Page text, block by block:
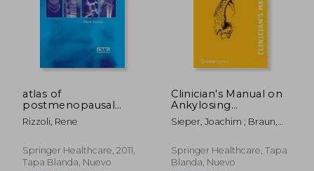
45%
dcto. $ 233.01
45%
dcto.
atlas of
postmenopausal
osteoporosis: third
edition (en Inglés)
Rizzoli, Rene
Springer Healthcare, 2011,
Tapa Blanda, Nuevo
Clinician's Manual on
Ankylosing
Spondylitis (en
Inglés)
Sieper, Joachim ; Braun,
Springer Healthcare, Tapa
Blanda, Nuevo